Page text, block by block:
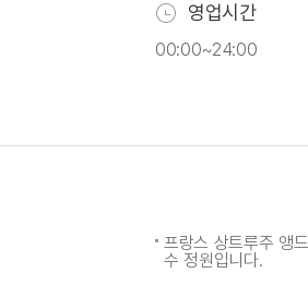
영업시간
00:00~24:00
프랑스 상트루주 앵
수 정원입니다.